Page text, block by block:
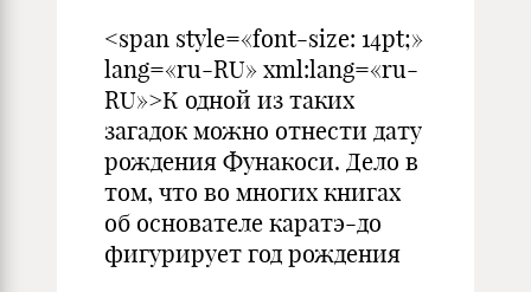
<span style=«font-size: 14pt;»
lang=«ru-RU» xml:lang=«ru-
RU»>К одной из таких
загадок можно отнести дату
рождения Фунакоси. Дело в
том, что во многих книгах
об основателе каратэ-до
фигурирует год рождения